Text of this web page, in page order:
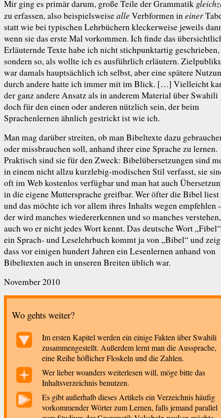
Mir ging es primär darum, große Teile der Grammatik
zu erfassen, also beispielsweisealle Verbformen ineiner
statt wie bei typischen Lehrbüchern kleckerweise jeweils
wenn sie das erste Mal vorkommen. Ich finde das
Erläuternde Texte habe ich nicht stichpunktartig geschrieben,
sondern so, als wollte ich es ausführlich erläutern.
war damals hauptsächlich ich selbst, aber eine spätere
durch andere hatte ich immer mit im Blick. […] Vielleicht
der ganz andere Ansatz als in anderem Material über Swahili
doch für den einen oder anderen nützlich sein, der beim
Sprachenlernen ähnlich gestrickt ist wie ich.
Man mag darüber streiten, ob man Bibeltexte dazu
oder missbrauchen soll, anhand ihrer eine Sprache zu lernen.
Praktisch sind sie für den Zweck: Bibel­übersetzungen sind
in einem nicht allzu kurzlebig-modischen Stil verfasst, sie
oft im Web kostenlos verfügbar und man hat auch
in die eigene Muttersprache greifbar. Wer öfter die Bibel liest
und das möchte ich vor allem ihres Inhalts wegen empfehlen
der wird manches wiedererkennen und so manches verstehen,
auch wo er nicht jedes Wort kennt. Das deutsche Wort
ein Sprach- und Leselehrbuch kommt ja von „Bibel“ und
dass vor einigen hundert Jahren ein Lesenlernen anhand von
Bibeltexten auch in unseren Breiten üblich war.
November 2010
Wo gehts weiter?
Im ersten Kapitel werden ein einige Fakten über Swahili
zusammen­gestellt. Außerdem lernt man die Aussprache,
eine Reihe höflicher Floskeln und die Zahlen.
Wer lieber woanders weiterlesen will, möge bitte das
Inhalts­verzeichnis benutzen.
Es gibt außerhalb dieses Artikels ein Verzeichnis häufig
vorkommender Wörter zum Lernen, falls jemand parallel